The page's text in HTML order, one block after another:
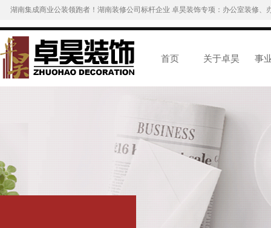
湖南集成商业公装领跑者！湖南装修公司标杆企业 卓昊装饰专项：办公室装修
首页 关于卓昊 事